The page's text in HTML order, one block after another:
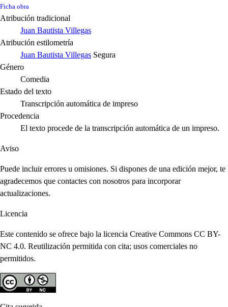
Ficha obra
Atribución tradicional
Juan Bautista Villegas
Atribución estilometría
Juan Bautista Villegas Segura
Género
Comedia
Estado del texto
Transcripción automática de impreso
Procedencia
El texto procede de la transcripción automática de un impreso.
Aviso
Puede incluir errores u omisiones. Si dispones de una edición mejor, te
agradecemos que contactes con nosotros para incorporar
actualizaciones.
Licencia
Este contenido se ofrece bajo la licencia Creative Commons CC BY-
NC 4.0. Reutilización permitida con cita; usos comerciales no
permitidos.